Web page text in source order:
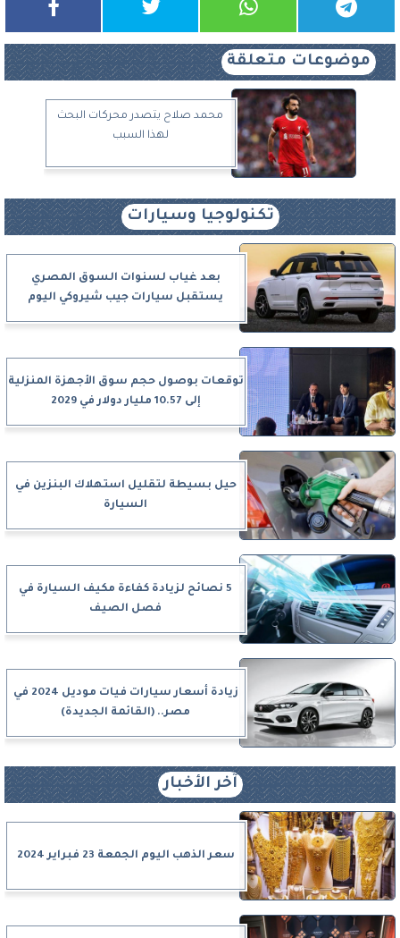
موضوعات متعلقة
محمد صلاح يتصدر محركات البحث
لهذا السبب
تكنولوجيا وسيارات
بعد غياب لسنوات السوق المصري
يستقبل سيارات جيب شيروكي اليوم
توقعات بوصول حجم سوق الأجهزة المنزلية
إلى 10.57 مليار دولار في 2029
حيل بسيطة لتقليل استهلاك البنزين في
السيارة
5 نصائح لزيادة كفاءة مكيف السيارة في
فصل الصيف
زيادة أسعار سيارات فيات موديل 2024 في
مصر.. (القائمة الجديدة)
آخر الأخبار
سعر الذهب اليوم الجمعة 23 فبراير 2024